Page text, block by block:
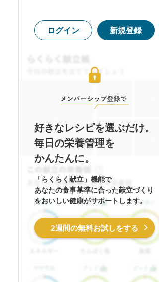
ログイン 新規登録
好きなレシピを選ぶだけ。
毎日の栄養管理を
かんたんに。
「らくらく献立」機能で
あなたの食事基準に合った献立づくり
をおいしい健康がサポートします。
2週間の無料お試しをする